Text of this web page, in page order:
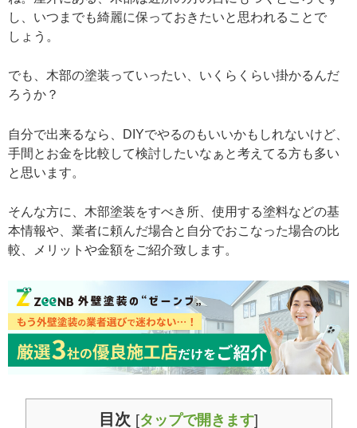
し、いつまでも綺麗に保っておきたいと思われることで
しょう。
でも、木部の塗装っていったい、いくらくらい掛かるんだ
ろうか？
自分で出来るなら、DIYでやるのもいいかもしれないけど、
手間とお金を比較して検討したいなぁと考えてる方も多い
と思います。
そんな方に、木部塗装をすべき所、使用する塗料などの基
本情報や、業者に頼んだ場合と自分でおこなった場合の比
較、メリットや金額をご紹介致します。
目次 [タップで開きます]